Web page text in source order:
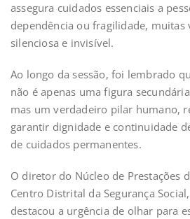
assegura cuidados essenciais a
dependência ou fragilidade, muitas
silenciosa e invisível.
Ao longo da sessão, foi lembrado
não é apenas uma figura
mas um verdadeiro pilar humano,
garantir dignidade e continuidade
de cuidados permanentes.
O diretor do Núcleo de Prestações
Centro Distrital da Segurança
destacou a urgência de olhar para